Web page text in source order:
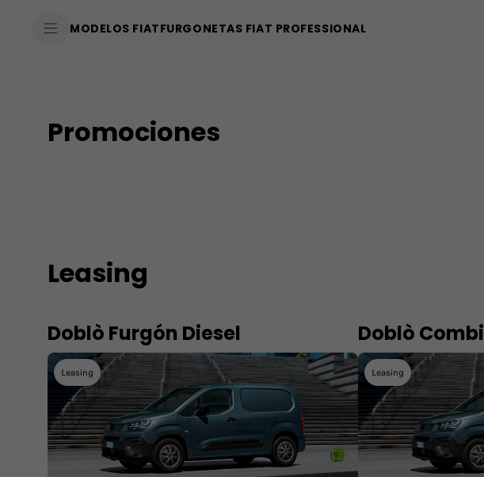
MODELOS FIATFURGONETAS FIAT PROFESSIONAL
Promociones
Leasing
Doblò Furgón Diesel
Leasing
Doblò Combi
Leasing